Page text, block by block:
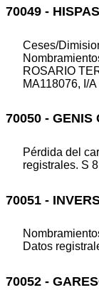
70049 -
Ceses/
ROSARIO
MA118076, I/
70050 - GENIS
Pérdida del
registrales. S
70051 -
Datos
70052 -